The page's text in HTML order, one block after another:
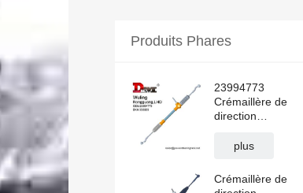
Produits Phares
23994773
Crémaillère de
direction
hydraulique
RongGuang
N300 LHD
plus
Crémaillère de